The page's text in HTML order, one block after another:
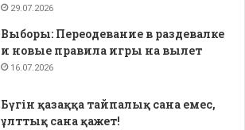
29.07.2026
Выборы: Переодевание в раздевалке
и новые правила игры на вылет
16.07.2026
Бүгін қазаққа тайпалық сана емес,
ұлттық сана қажет!